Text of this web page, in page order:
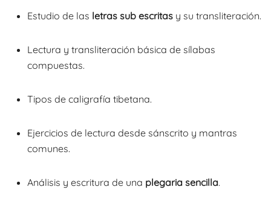
Estudio de las letras sub escritas y su transliteración.
Lectura y transliteración básica de sílabas
compuestas.
Tipos de caligrafía tibetana.
Ejercicios de lectura desde sánscrito y mantras
comunes.
Análisis y escritura de una plegaria sencilla.